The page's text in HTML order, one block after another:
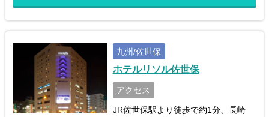
九州/佐世保
ホテルリソル佐世保
アクセス
JR佐世保駅より徒歩で約1分、長崎